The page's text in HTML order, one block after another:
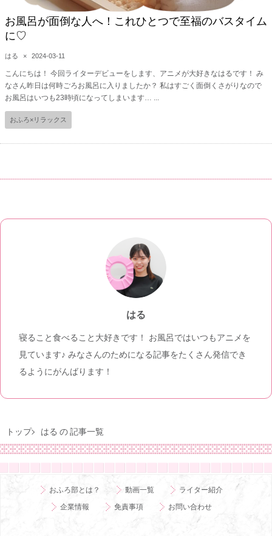
お風呂が面倒な人へ！これひとつで至福のバスタイム
に♡
はる × 2024-03-11
こんにちは！ 今回ライターデビューをします、アニメが大好きなはるです！ み
なさん昨日は何時ごろお風呂に入りましたか？ 私はすごく面倒くさがりなので
お風呂はいつも23時頃になってしまいます… ...
おふろ×リラックス
はる
寝ること食べること大好きです！ お風呂ではいつもアニメを
見ています♪ みなさんのためになる記事をたくさん発信でき
るようにがんばります！
トップ はる の 記事一覧
おふろ部とは？ 動画一覧
ライター紹介
企業情報
免責事項 お問い合わせ